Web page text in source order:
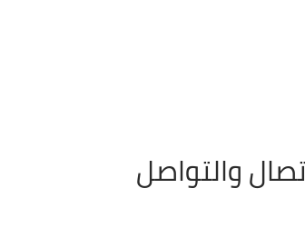
والتواصل